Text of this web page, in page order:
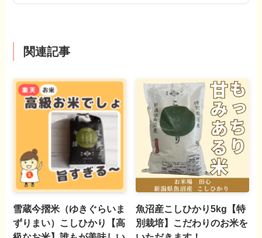
関連記事
雪蔵今摺米（ゆきぐらいま
ずりまい）こしひかり【高
魚沼産こしひかり5kg【特
別栽培】こだわりのお米を